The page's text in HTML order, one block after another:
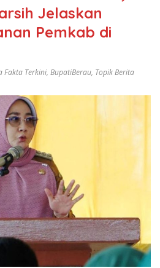
Jelaskan
Pemkab di
Fakta Terkini, BupatiBerau, Topik Berita